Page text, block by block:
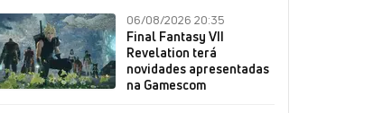
06/08/2026 20:35
Final Fantasy VII
Revelation terá
novidades apresentadas
na Gamescom